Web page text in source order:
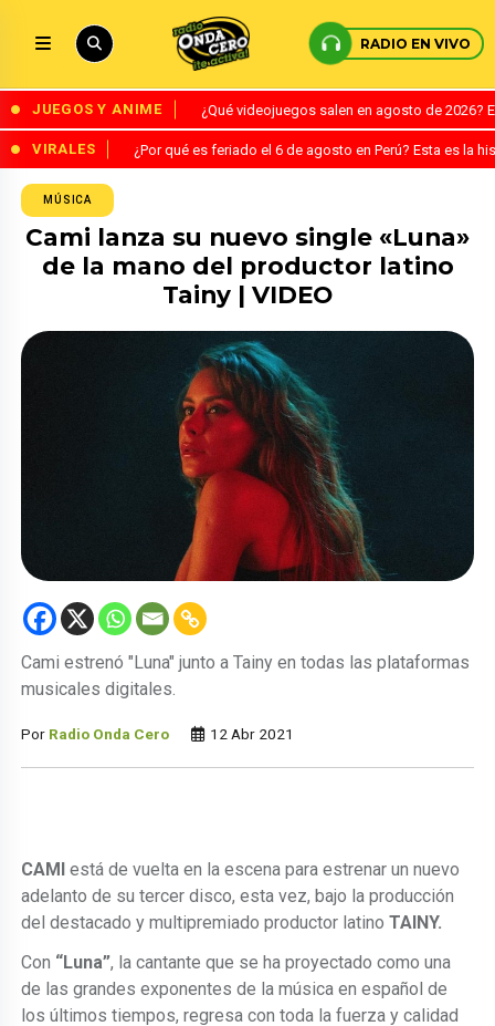
RADIO EN VIVO
JUEGOS Y ANIME ¿Qué videojuegos salen en agosto de
VIRALES ¿Por qué es feriado el 6 de agosto en Perú? Esta es la
MÚSICA
Cami lanza su nuevo single «Luna»
de la mano del productor latino
Tainy | VIDEO
Cami estrenó "Luna" junto a Tainy en todas las plataformas
musicales digitales.
Por Radio Onda Cero 12 Abr 2021
CAMI está de vuelta en la escena para estrenar un nuevo
adelanto de su tercer disco, esta vez, bajo la producción
del destacado y multipremiado productor latinoTAINY.
Con “Luna”, la cantante que se ha proyectado como una
de las grandes exponentes de la música en español de
los últimos tiempos, regresa con toda la fuerza y calidad